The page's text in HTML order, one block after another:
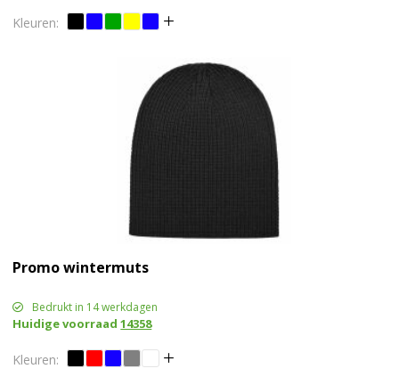
Promo wintermuts
Bedrukt in 14 werkdagen
Huidige voorraad14358